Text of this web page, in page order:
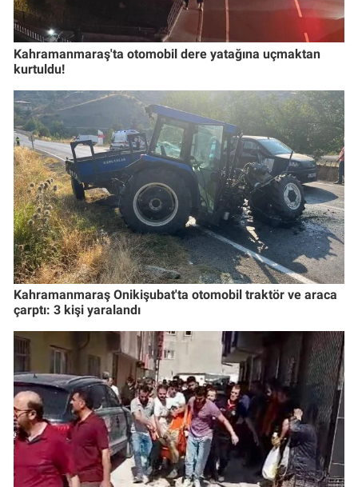
Kahramanmaraş'ta otomobil dere yatağına uçmaktan
kurtuldu!
Kahramanmaraş Onikişubat'ta otomobil traktör ve araca
çarptı: 3 kişi yaralandı